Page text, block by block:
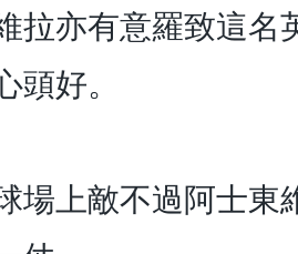
拉亦有意羅致這名
好。
場上敵不過阿士東